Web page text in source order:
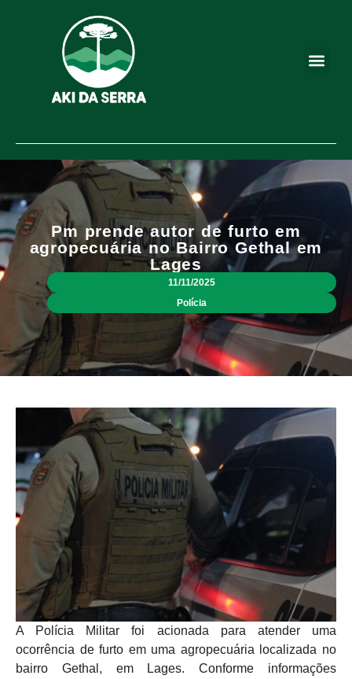
Pm prende autor de furto em
agropecuária no Bairro Gethal em
Lages
11/11/2025
Polícia
A Polícia Militar foi acionada para atender uma
ocorrência de furto em uma agropecuária localizada no
bairro Gethal, em Lages. Conforme informações